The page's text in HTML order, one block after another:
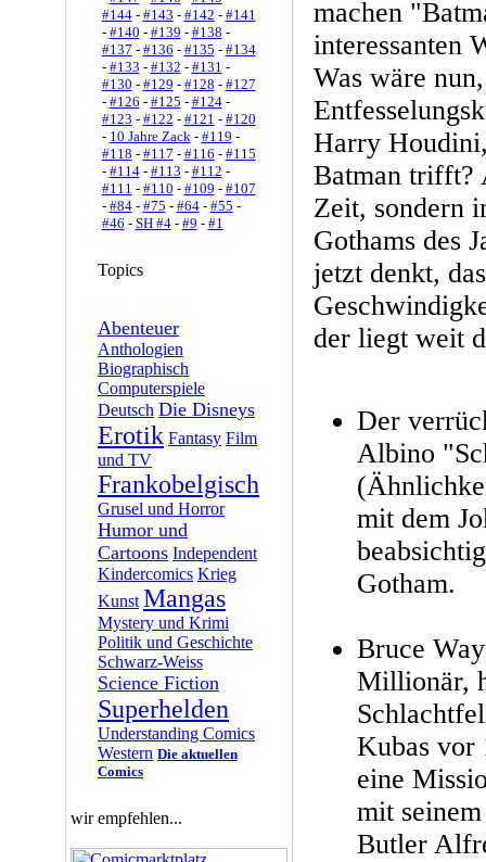
#144- #143 - #142 - #141
- #140 - #139 - #138 -
#137 - #136 - #135 - #134
- #133 - #132 - #131 -
#130 - #129 - #128 - #127
- #126 - #125 - #124-
#123 - #122 - #121 - #120
- 10 Jahre Zack- #119 -
#118 - #117 - #116 - #115
- #114- #113 - #112 -
#111 - #110 - #109 - #107
- #84- #75 - #64- #55 -
#46 - SH #4- #9 - #1
Topics
Abenteuer
Anthologien
Biographisch
Computerspiele
Deutsch Die Disneys
Erotik Fantasy Film
und TV
Frankobelgisch
Grusel und Horror
Humor und
Cartoons Independent
Kindercomics Krieg
Kunst Mangas
Mystery und Krimi
Politik und Geschichte
Schwarz-Weiss
Science Fiction
Superhelden
Understanding Comics
Western Die aktuellen
Comics
wir empfehlen...
machen
interessanten
Was wäre
Harry
Batman trifft?
Zeit, sondern
Gothams des
jetzt denkt,
der liegt weit
Der
Albino
mit dem
Gotham.
Bruce
Millionär,
Kubas vor
eine
mit seinem
Butler